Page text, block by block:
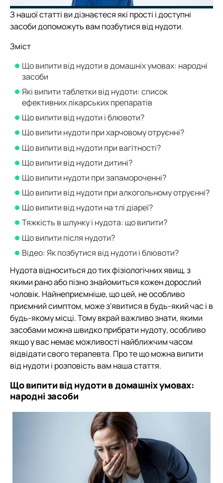
З нашої статті ви дізнаєтеся які прості і доступні
засоби допоможуть вам позбутися від нудоти.
Зміст
Що випити від нудоти в домашніх умовах: народні
засоби
Які випити таблетки від нудоти: список
ефективних лікарських препаратів
Що випити від нудоти і блювоти?
Що випити нудоти при харчовому отруєнні?
Що випити від нудоти при вагітності?
Що випити від нудоти дитині?
Що випити нудоти при запамороченні?
Що випити від нудоти при алкогольному отруєнні?
Що випити від нудоти на тлі діареї?
Тяжкість в шлунку і нудота: що випити?
Що випити після нудоти?
Відео: Як позбутися від нудоти і блювоти?
Нудота відноситься до тих фізіологічних явищ, з
якими рано або пізно знайомиться кожен дорослий
чоловік. Найнеприємніше, що цей, не особливо
приємний симптом, може з'явитися в будь-який час і в
будь-якому місці. Тому вкрай важливо знати, якими
засобами можна швидко прибрати нудоту, особливо
якщо у вас немає можливості найближчим часом
відвідати свого терапевта. Про те що можна випити
від нудоти і розповість вам наша стаття.
Що випити від нудоти в домашніх умовах:
народні засоби